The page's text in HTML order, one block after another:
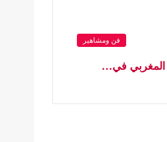
فن ومشاهير
المغربي في…